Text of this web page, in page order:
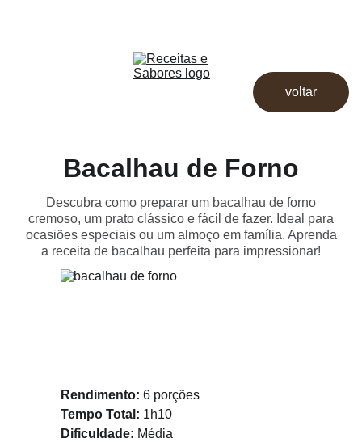
voltar
Bacalhau de Forno
Descubra como preparar um bacalhau de forno
cremoso, um prato clássico e fácil de fazer. Ideal para
ocasiões especiais ou um almoço em família. Aprenda
a receita de bacalhau perfeita para impressionar!
Rendimento: 6 porções
Tempo Total: 1h10
Dificuldade: Média